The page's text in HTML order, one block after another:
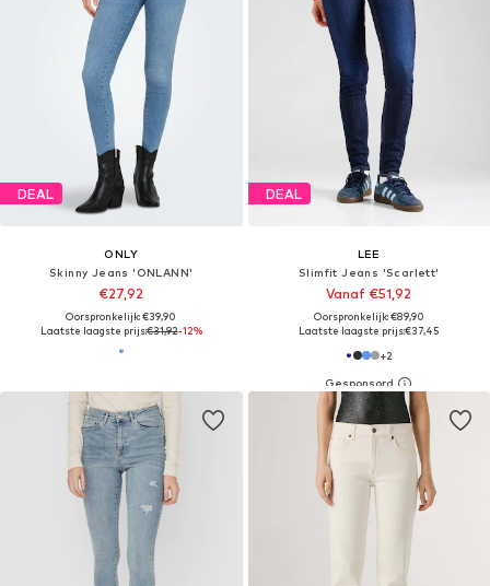
DEAL
ONLY
Skinny Jeans 'ONLANN'
€27,92
Oorspronkelijk: €39,90
Laatste laagste prijs:€31,92-12%
DEAL
LEE
Slimfit Jeans 'Scarlett'
Vanaf €51,92
Oorspronkelijk: €89,90
Laatste laagste prijs:€37,45
+2